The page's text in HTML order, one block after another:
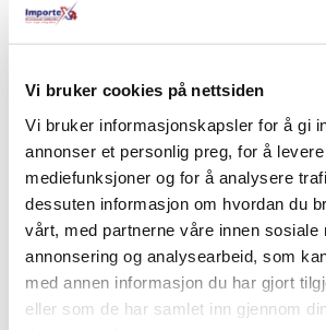
Vi bruker cookies på nettsiden
Vi bruker informasjonskapsler for å gi
annonser et personlig preg, for å
mediefunksjoner og for å analysere
dessuten informasjon om hvordan du
vårt, med partnerne våre innen sosiale
annonsering og analysearbeid, som
med annen informasjon du har gjort
eller som de har samlet inn gjennom
Pin This Product
Relaterte produkter